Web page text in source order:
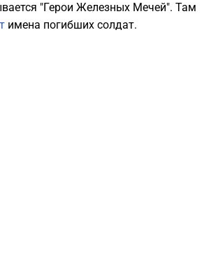
"Герои Железных Мечей". Там
имена погибших солдат.